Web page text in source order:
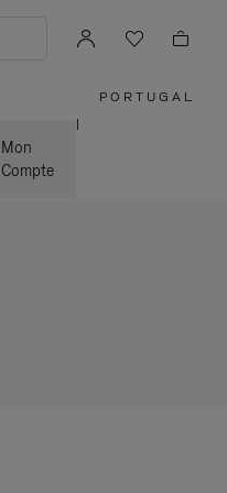
Mon
Compte
PORTUGAL
|